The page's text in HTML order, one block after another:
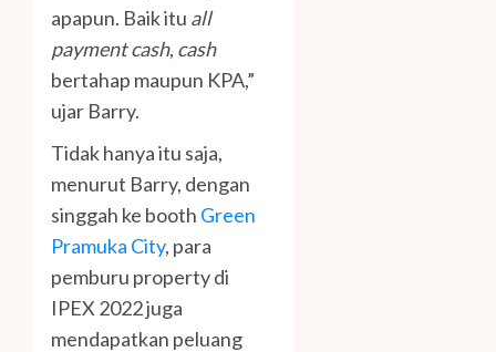
apapun. Baik itu all
payment cash, cash
bertahap maupun KPA,”
ujar Barry.
Tidak hanya itu saja,
menurut Barry, dengan
singgah ke booth Green
Pramuka City, para
pemburu property di
IPEX 2022 juga
mendapatkan peluang